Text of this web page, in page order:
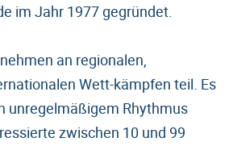
im Jahr 1977 gegründet.
an regionalen,
Wett-kämpfen teil. Es
unregelmäßigem Rhythmus
zwischen 10 und 99